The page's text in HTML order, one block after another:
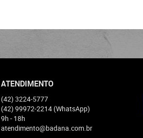
ATENDIMENTO
(42) 3224-5777
(42) 99972-2214 (WhatsApp)
9h - 18h
atendimento@badana.com.br